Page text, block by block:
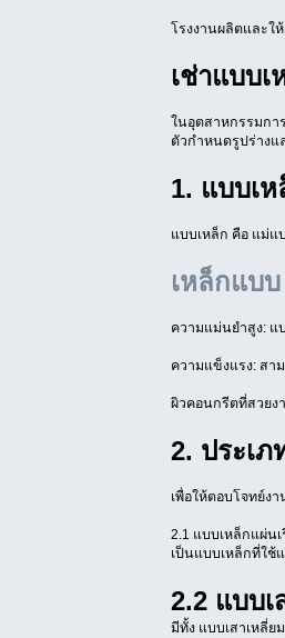
โรงงานผลิตและใ
เช่าแบบ
ในอุตสาหกรรมกา
ตัวกำหนดรูปร่างแ
1. แบบเ
แบบเหล็ก คือ แม่แ
เหล็กแบบ
ความแม่นยำสูง: แ
ความแข็งแรง: สา
ผิวคอนกรีตที่สวยง
2. ประเ
เพื่อให้ตอบโจทย์ง
2.1 แบบเหล็กแผ่นเ
เป็นแบบเหล็กที่ใช้
2.2 แบบ
มีทั้ง แบบเสาเหลี่ย